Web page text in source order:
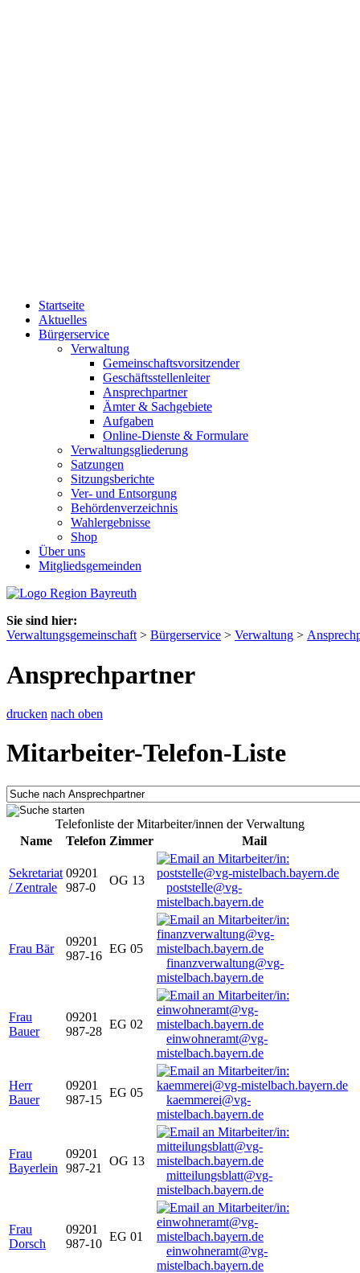
Startseite
Aktuelles
Bürgerservice
Verwaltung
Gemeinschaftsvorsitzender
Geschäftsstellenleiter
Ansprechpartner
Ämter & Sachgebiete
Aufgaben
Online-Dienste & Formulare
Verwaltungsgliederung
Satzungen
Sitzungsberichte
Ver- und Entsorgung
Behördenverzeichnis
Wahlergebnisse
Shop
Über uns
Mitgliedsgemeinden
Sie sind hier:
Verwaltungsgemeinschaft > Bürgerservice > Verwaltung >
Ansprechpartner
drucken nach oben
Mitarbeiter-Telefon-Liste
Telefonliste der Mitarbeiter/innen der Verwaltung
Name
Telefon Zimmer Mail
Sekretariat
/ Zentrale
09201
987-0
OG 13
poststelle@vg-
mistelbach.bayern.de
Frau Bär
09201
987-16
EG 05
finanzverwaltung@vg-
mistelbach.bayern.de
Frau
Bauer
09201
987-28
EG 02
einwohneramt@vg-
mistelbach.bayern.de
Herr
Bauer
09201
987-15
EG 05
kaemmerei@vg-
mistelbach.bayern.de
Frau
Bayerlein
09201
987-21
OG 13
mitteilungsblatt@vg-
mistelbach.bayern.de
Frau
Dorsch
09201
987-10
EG 01
einwohneramt@vg-
mistelbach.bayern.de